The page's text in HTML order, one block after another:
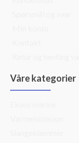
Våre kategorier